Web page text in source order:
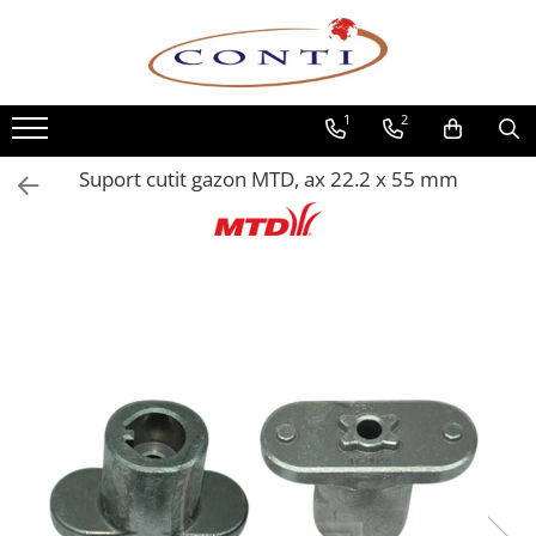
Toate Produsele
Casa si Gradina
Utilaje pentru gradina si accesorii
Atomizoare si Pulverizatoare
Motocositori
Motosape si Motocultoare
Motoburghie
Masini de batut stalpi
1 2
Suport cutit gazon MTD, ax 22.2 x 55 mm